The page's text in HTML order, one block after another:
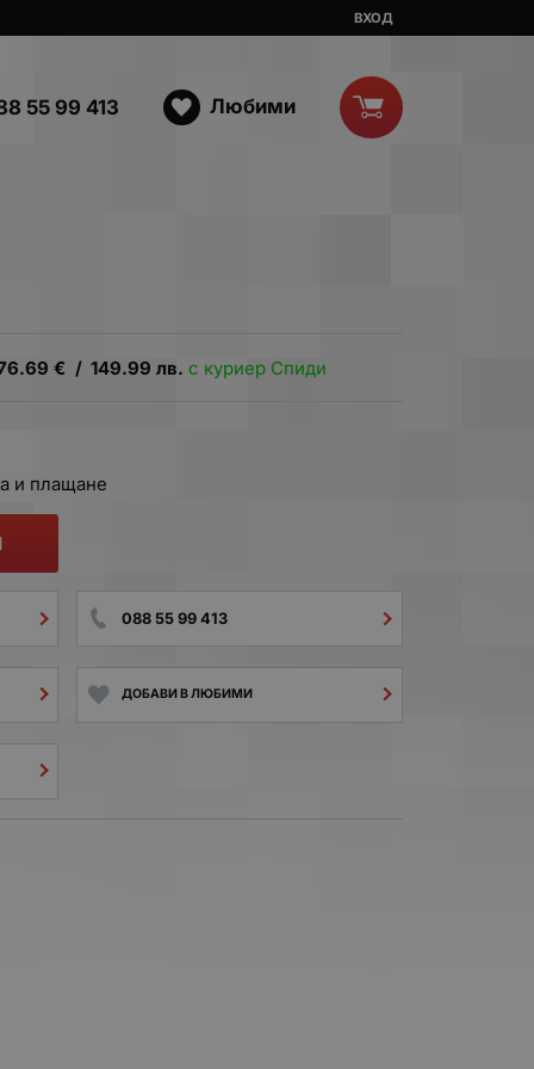
ВХОД
55 99 413 Любими
€ / 149.99 лв. с куриер Спиди
и плащане
088 55 99 413
ДОБАВИ В ЛЮБИМИ